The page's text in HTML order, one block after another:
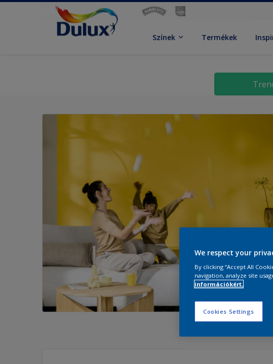
Színek Termékek
We respect your
By clicking “Accept All
navigation, analyze site
információkért.
Cookies Settings